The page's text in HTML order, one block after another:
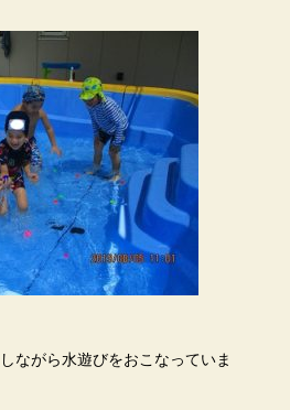
ながら水遊びをおこなっていま